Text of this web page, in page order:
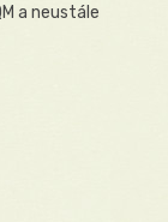
a neustále